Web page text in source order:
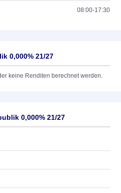
08:00-17:30
0,000% 21/27
keine Renditen berechnet werden.
0,000% 21/27